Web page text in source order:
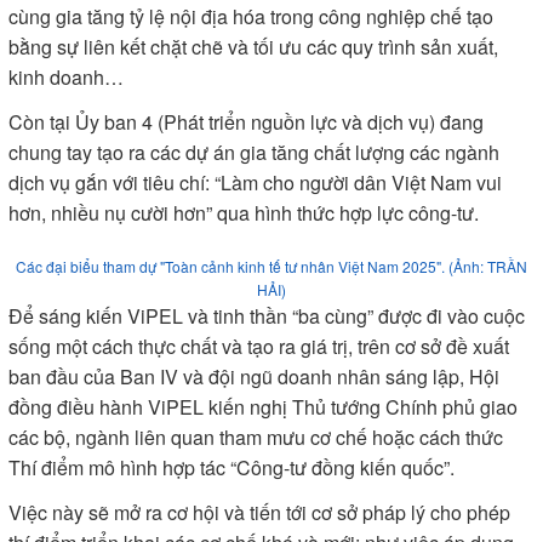
diện doanh nghiệp, viện, trường các ngành công nghệ mới
nổi đã được hình thành. Tại Ủy ban 2 (hạ tầng và các ngành
có lợi thế cạnh tranh), các dự án quy mô lớn về trung tâm
hàng hải thế giới tại Thành phố Hồ Chí Minh, điện gió ngoài
khơi Nam Bộ… đã được đề xuất định hình đội ngũ tư nhân
dẫn dắt trong các dự án hạ tầng trọng điểm, giải bài toán
quốc gia.
biểu tại "Toàn cảnh kinh tế tư nhân Việt Nam 2025". (Ảnh: TRẦN HẢI)
Tại Ủy ban 3 về Công nghiệp chế tạo, “liên minh các nhà sản
xuất phụ trợ Việt Nam“ gồm nhiều doanh nghiệp sản xuất
công nghiệp lớn và các hiệp hội doanh nghiệp đã ra đời để
cùng gia tăng tỷ lệ nội địa hóa trong công nghiệp chế tạo
bằng sự liên kết chặt chẽ và tối ưu các quy trình sản xuất,
kinh doanh…
Còn tại Ủy ban 4 (Phát triển nguồn lực và dịch vụ) đang
chung tay tạo ra các dự án gia tăng chất lượng các ngành